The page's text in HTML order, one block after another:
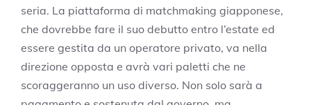
seria. La piattaforma di matchmaking giapponese,
che dovrebbe fare il suo debutto entro l’estate ed
essere gestita da un operatore privato, va nella
direzione opposta e avrà vari paletti che ne
scoraggeranno un uso diverso. Non solo sarà a